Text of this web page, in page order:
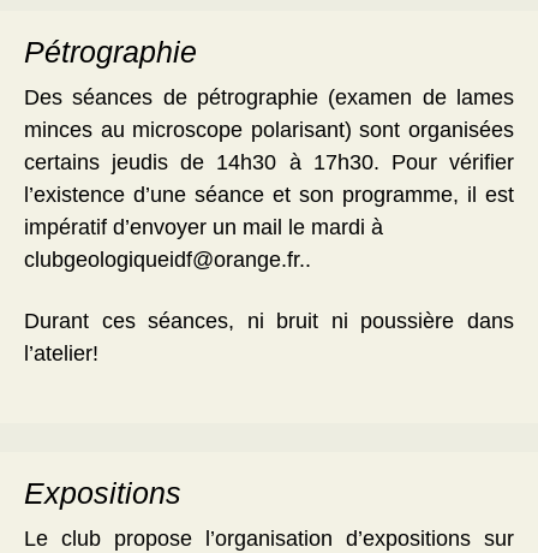
Pétrographie
Des séances de pétrographie (examen de lames
minces au microscope polarisant) sont organisées
certains jeudis de 14h30 à 17h30. Pour vérifier
l’existence d’une séance et son programme, il est
impératif d’envoyer un mail le mardi à
clubgeologiqueidf@orange.fr..
Durant ces séances, ni bruit ni poussière dans
l’atelier!
Expositions
Le club propose l’organisation d’expositions sur